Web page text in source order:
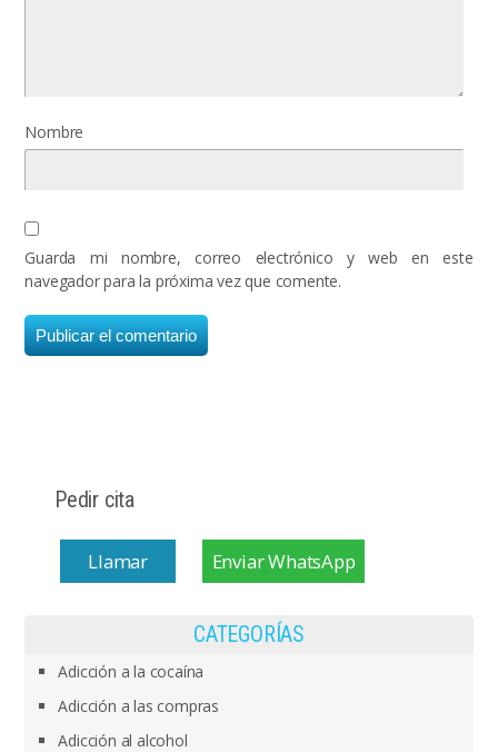
Nombre
Guarda mi nombre, correo electrónico y web en este
navegador para la próxima vez que comente.
Pedir cita
Llamar Enviar WhatsApp
CATEGORÍAS
Adicción a la cocaína
Adicción a las compras
Adicción al alcohol